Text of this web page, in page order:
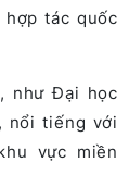
tác quốc
như Đại học
nổi tiếng với
vực miền